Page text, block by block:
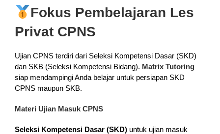
Fokus Pembelajaran Les
Privat CPNS
Ujian CPNS terdiri dari Seleksi Kompetensi Dasar (SKD)
dan SKB (Seleksi Kompetensi Bidang). Matrix Tutoring
siap mendampingi Anda belajar untuk persiapan SKD
CPNS maupun SKB.
Materi Ujian Masuk CPNS
Seleksi Kompetensi Dasar (SKD)untuk ujian masuk